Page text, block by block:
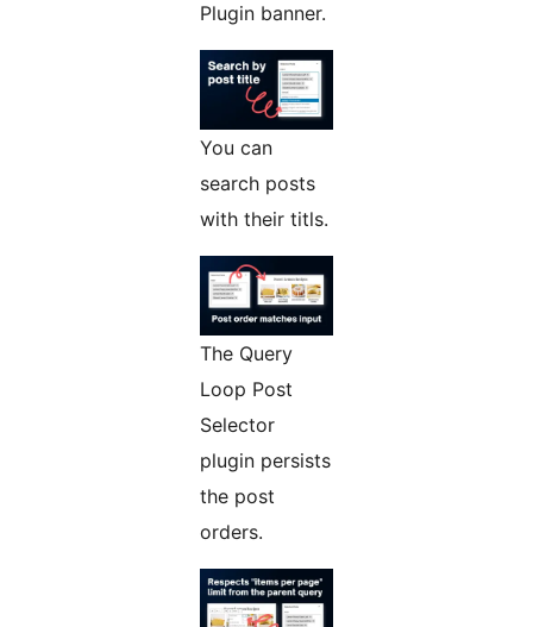
Plugin banner.
You can
search posts
with their titls.
The Query
Loop Post
Selector
plugin persists
the post
orders.